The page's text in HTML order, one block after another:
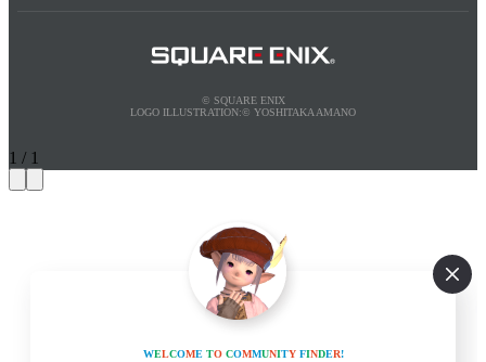
© SQUARE ENIX
LOGO ILLUSTRATION:© YOSHITAKA AMANO
1 / 1
WELCOME TO COMMUNITY FINDER!